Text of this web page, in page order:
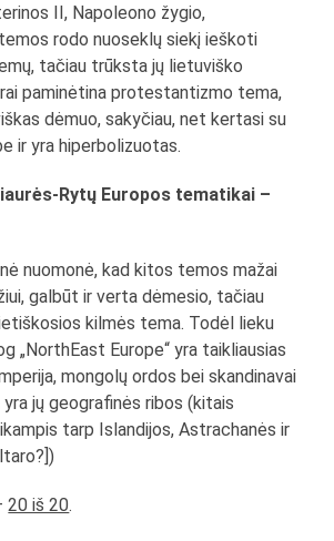
II, Napoleono žygio,
rodo nuoseklų siekį ieškoti
tačiau trūksta jų lietuviško
paminėtina protestantizmo tema,
dėmuo, sakyčiau, net kertasi su
ir yra hiperbolizuotas.
Rytų Europos tematikai –
nuomonė, kad kitos temos mažai
galbūt ir verta dėmesio, tačiau
kilmės tema. Todėl lieku
„NorthEast Europe“ yra taikliausias
mongolų ordos bei skandinavai
jų geografinės ribos (kitais
tarp Islandijos, Astrachanės ir
20 iš 20.